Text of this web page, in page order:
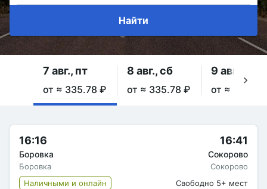
Найти
7 авг., пт
от ≈ 335.78 ₽
8 авг., сб
от ≈ 335.78 ₽
9 авг., вс
от ≈
16:16
Боровка
Боровка
16:41
Сокорово
Сокорово
Наличными и онлайн
Свободно 5+ мест